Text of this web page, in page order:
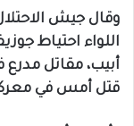
وقال جيش
قتل أمس في